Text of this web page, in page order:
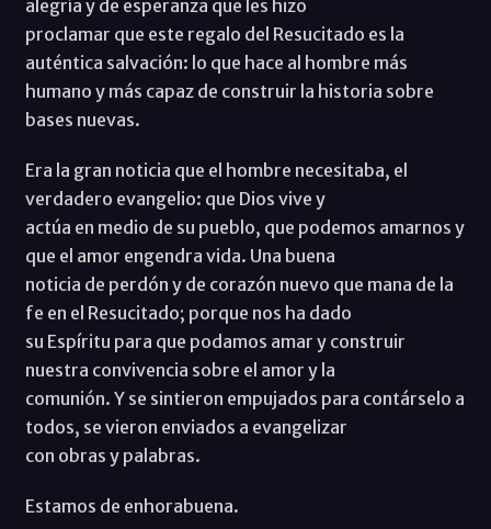
alegría y de esperanza que les hizo
proclamar que este regalo del Resucitado es la
auténtica salvación: lo que hace al hombre más
humano y más capaz de construir la historia sobre
bases nuevas.
Era la gran noticia que el hombre necesitaba, el
verdadero evangelio: que Dios vive y
actúa en medio de su pueblo, que podemos amarnos y
que el amor engendra vida. Una buena
noticia de perdón y de corazón nuevo que mana de la
fe en el Resucitado; porque nos ha dado
su Espíritu para que podamos amar y construir
nuestra convivencia sobre el amor y la
comunión. Y se sintieron empujados para contárselo a
todos, se vieron enviados a evangelizar
con obras y palabras.
Estamos de enhorabuena.